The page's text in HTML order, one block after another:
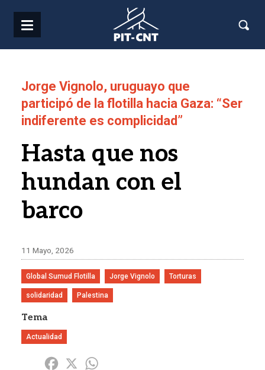
Jorge Vignolo, uruguayo que
participó de la flotilla hacia Gaza: “Ser
indiferente es complicidad”
Hasta que nos
hundan con el
barco
11 Mayo, 2026
Global Sumud Flotilla Jorge Vignolo Torturas
solidaridad Palestina
Tema
Actualidad
Share Facebook
X